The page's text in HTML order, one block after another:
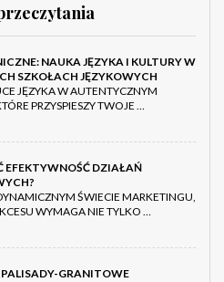
NAUKA JĘZYKA I KULTURY W
SZKOŁACH JĘZYKOWYCH
JĘZYKA W AUTENTYCZNYM
PRZYSPIESZY TWOJE …
EFEKTYWNOŚĆ DZIAŁAŃ
ŚWIECIE MARKETINGU,
WYMAGA NIE TYLKO …
GRANITOWE